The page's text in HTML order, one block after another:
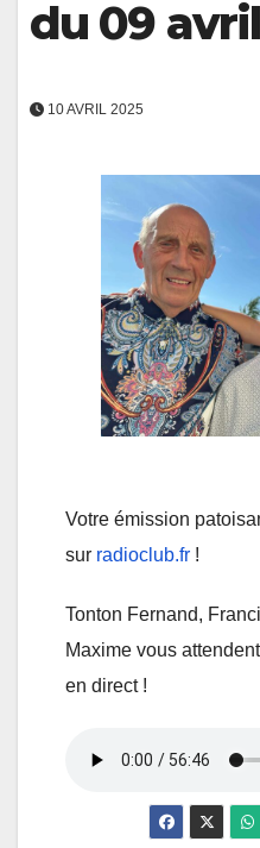
du 09
10 AVRIL 2025
Votre émission
sur radioclub.fr !
Tonton Fernand,
Maxime vous
en direct !